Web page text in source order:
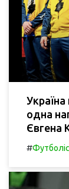
Україна
одна
Євгена
#